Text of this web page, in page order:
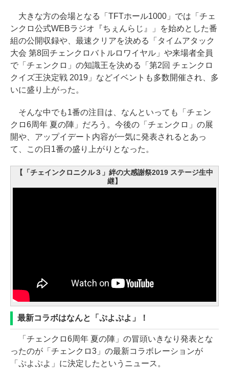
大きな方の会場となる「TFTホール1000」では「チェ
ンクロ公式WEBラジオ『ちぇんらじ』」を始めとした番
組の公開収録や、最速クリアを決める「タイムアタック
大会 第8回チェンクロバトルロワイヤル」や来場者全員
で「チェンクロ」の知識王を決める「第2回 チェンクロ
クイズ王決定戦 2019」などイベントも多数開催され、多
いに盛り上がった。
そんな中でも1番の注目は、なんといっても「チェン
クロ6周年 夏の陣」だろう。今後の「チェンクロ」の展
開や、アップイデート内容が一気に発表されるとあっ
て、この日1番の盛り上がりとなった。
【「チェインクロニクル３」絆の大感謝祭2019 ステージ生中
継】
最新コラボはなんと「ぷよぷよ」！
「チェンクロ6周年 夏の陣」の冒頭いきなり発表とな
ったのが「チェンクロ3」の最新コラボレーションが
「ぷよぷよ」に決定したというニュース。